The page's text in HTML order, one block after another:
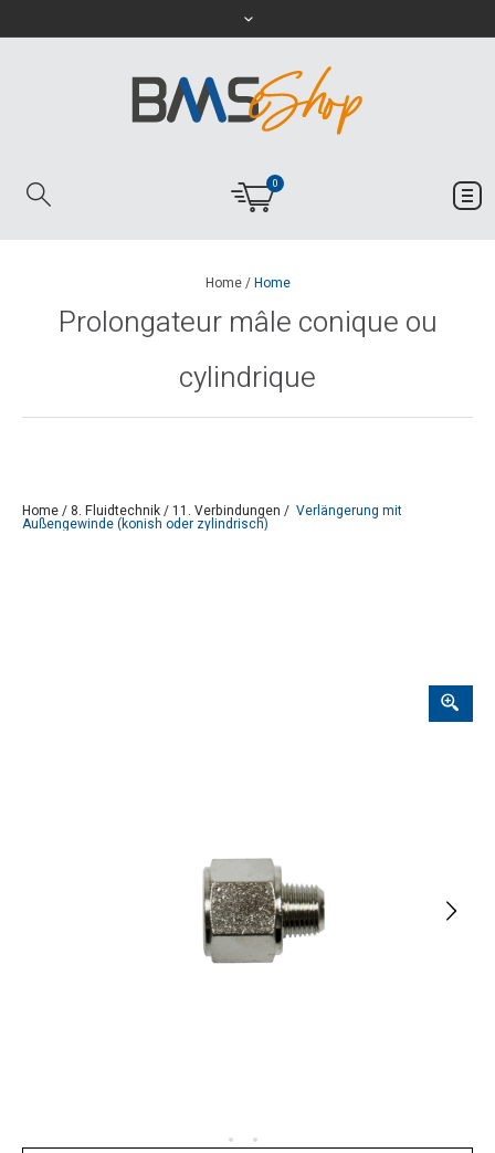
0
Home/Home
Prolongateur mâle conique ou
cylindrique
Home/8. Fluidtechnik/11. Verbindungen / Verlängerung mit
Außengewinde (konish oder zylindrisch)